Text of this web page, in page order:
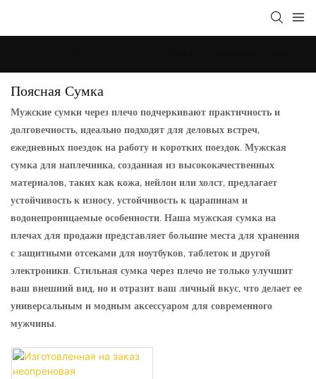
Поясная Сумка
Мужские сумки через плечо подчеркивают практичность и
долговечность, идеально подходят для деловых встреч,
ежедневных поездок на работу и коротких поездок. Мужская
сумка для наплечника, созданная из высококачественных
материалов, таких как кожа, нейлон или холст, предлагает
устойчивость к износу, устойчивость к царапинам и
водонепроницаемые особенности. Наша мужская сумка на
плечах для продажи представляет большие места для хранения
с защитными отсеками для ноутбуков, таблеток и другой
электроники. Стильная сумка через плечо не только улучшит
ваш внешний вид, но и отразит ваш личный вкус, что делает ее
универсальным и модным аксессуаром для современного
мужчины.